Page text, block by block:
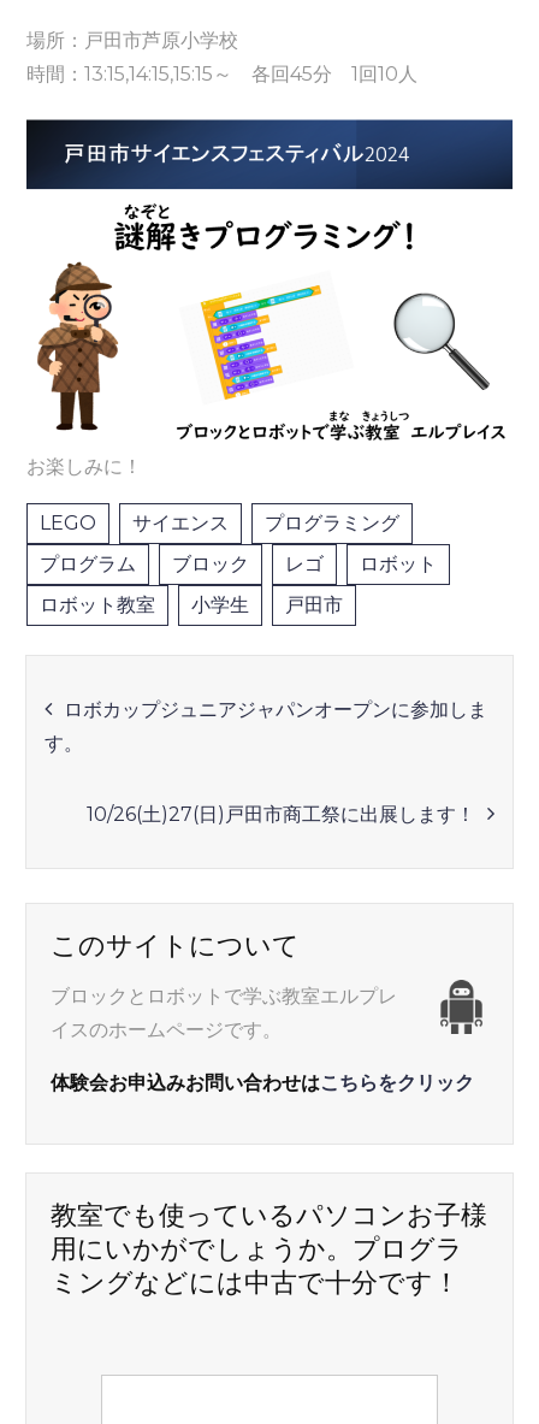
場所：戸田市芦原小学校
時間：13:15,14:15,15:15～ 各回45分 1回10人
お楽しみに！
LEGO サイエンス
プログラミング
プログラム
ブロック レゴ
ロボット
ロボット教室
小学生 戸田市
投
稿
ナ
ビ
ゲ
ー
シ
ョ
ン
ロボカップジュニアジャパンオープンに参加しま
す。
10/26(土)27(日)戸田市商工祭に出展します！
このサイトについて
ブロックとロボットで学ぶ教室エルプレ
イスのホームページです。
体験会お申込みお問い合わせはこちらをクリック
教室でも使っているパソコンお子様
用にいかがでしょうか。プログラ
ミングなどには中古で十分です！